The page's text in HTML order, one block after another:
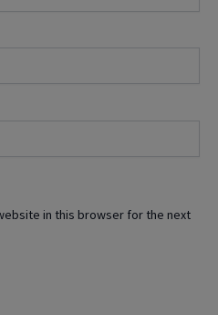
in this browser for the next